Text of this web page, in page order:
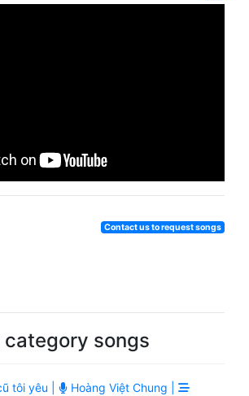
Contact us to request songs
category songs
tôi yêu |
Hoàng Việt Chung |